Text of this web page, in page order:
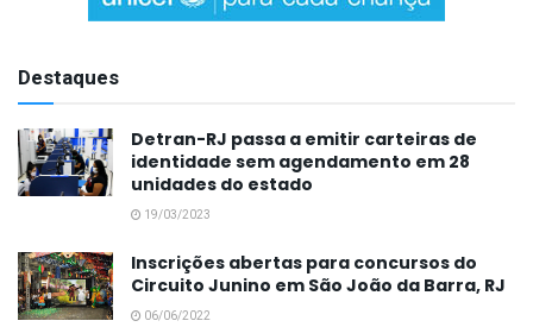
Destaques
Detran-RJ passa a emitir carteiras de
identidade sem agendamento em 28
unidades do estado
19/03/2023
Inscrições abertas para concursos do
Circuito Junino em São João da Barra, RJ
06/06/2022